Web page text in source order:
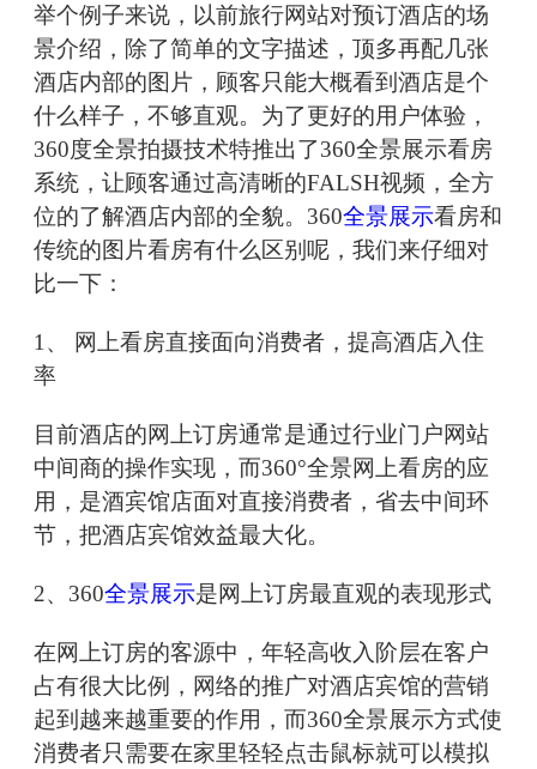
举个例子来说，以前旅行网站对预订酒店的场
景介绍，除了简单的文字描述，顶多再配几张
酒店内部的图片，顾客只能大概看到酒店是个
什么样子，不够直观。为了更好的用户体验，
360度全景拍摄技术特推出了360全景展示看房
系统，让顾客通过高清晰的FALSH视频，全方
位的了解酒店内部的全貌。360全景展示看房和
传统的图片看房有什么区别呢，我们来仔细对
比一下：
1、 网上看房直接面向消费者，提高酒店入住
率
目前酒店的网上订房通常是通过行业门户网站
中间商的操作实现，而360°全景网上看房的应
用，是酒宾馆店面对直接消费者，省去中间环
节，把酒店宾馆效益最大化。
2、360全景展示是网上订房最直观的表现形式
在网上订房的客源中，年轻高收入阶层在客户
占有很大比例，网络的推广对酒店宾馆的营销
起到越来越重要的作用，而360全景展示方式使
消费者只需要在家里轻轻点击鼠标就可以模拟